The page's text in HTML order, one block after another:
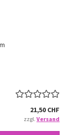
21,50 CHF
zzgl. Versand